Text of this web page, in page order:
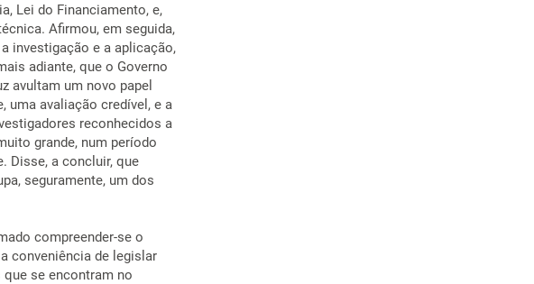
Lei do Financiamento, e,
Afirmou, em seguida,
investigação e a aplicação,
adiante, que o Governo
avultam um novo papel
uma avaliação credível, e a
reconhecidos a
grande, num período
Disse, a concluir, que
seguramente, um dos
compreender-se o
conveniência de legislar
se encontram no